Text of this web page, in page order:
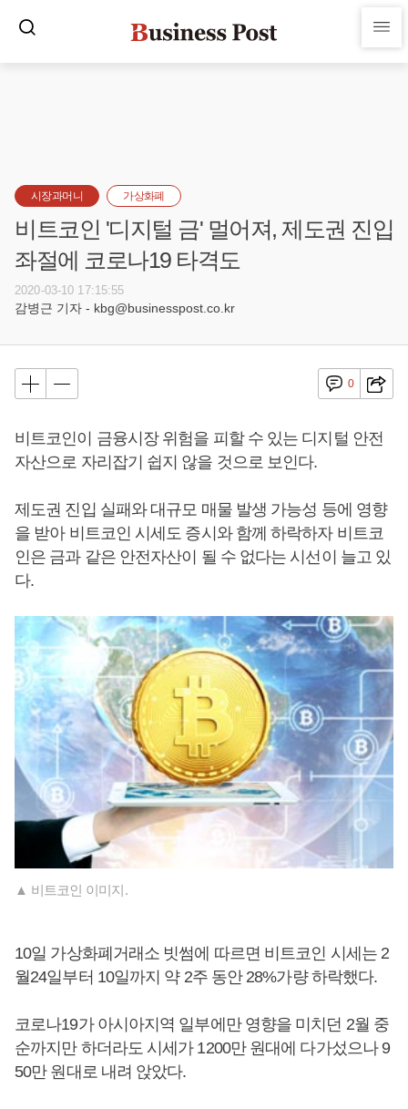
시장과머니 가상화폐
비트코인 '디지털 금' 멀어져, 제도권 진입
좌절에 코로나19 타격도
2020-03-10 17:15:55
감병근 기자 - kbg@businesspost.co.kr
0
비트코인이 금융시장 위험을 피할 수 있는 디지털 안전
자산으로 자리잡기 쉽지 않을 것으로 보인다.
제도권 진입 실패와 대규모 매물 발생 가능성 등에 영향
을 받아 비트코인 시세도 증시와 함께 하락하자 비트코
인은 금과 같은 안전자산이 될 수 없다는 시선이 늘고 있
다.
▲ 비트코인 이미지.
10일 가상화폐거래소 빗썸에 따르면 비트코인 시세는 2
월24일부터 10일까지 약 2주 동안 28%가량 하락했다.
코로나19가 아시아지역 일부에만 영향을 미치던 2월 중
순까지만 하더라도 시세가 1200만 원대에 다가섰으나 9
50만 원대로 내려 앉았다.